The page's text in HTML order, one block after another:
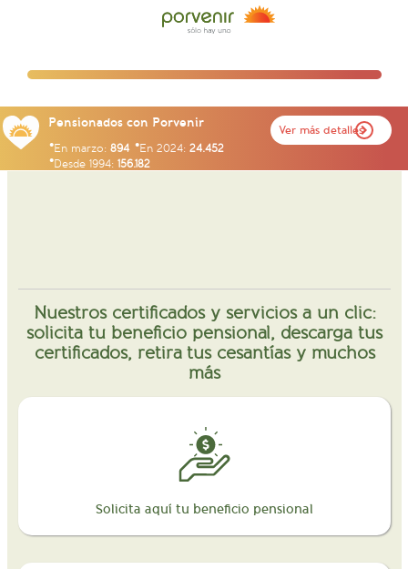
Pensionados con Porvenir
En marzo: 894 En 2024: 24.452
Desde 1994: 156.182
Ver más detalles
Nuestros certificados y servicios a un clic:
solicita tu beneficio pensional, descarga tus
certificados, retira tus cesantías y muchos
más
Solicita aquí tu beneficio pensional